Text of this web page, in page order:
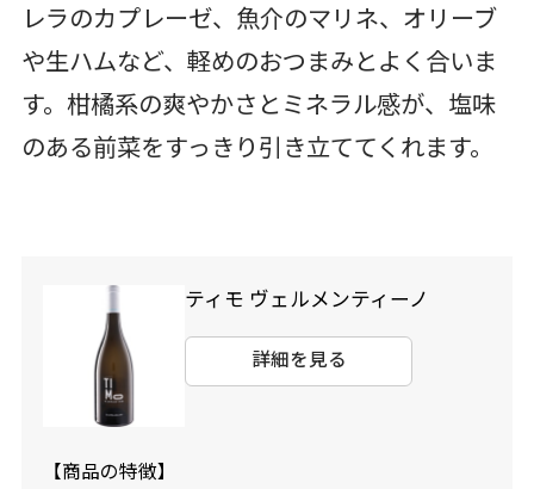
レラのカプレーゼ、魚介のマリネ、オリーブ
や生ハムなど、軽めのおつまみとよく合いま
す。柑橘系の爽やかさとミネラル感が、塩味
のある前菜をすっきり引き立ててくれます。
ティモ ヴェルメンティーノ
詳細を見る
【商品の特徴】